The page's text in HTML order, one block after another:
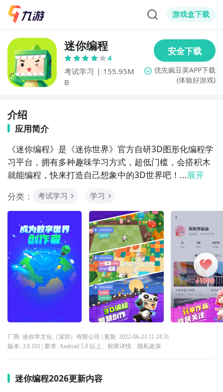
游戏盒下载
迷你编程
4
考试学习 | 155.95M
B
(体验好游戏)
介绍
应用简介
《迷你编程》是《迷你世界》官方自研3D图形化编程学
习平台，拥有多种趣味学习方式，超低门槛，会搭积木
就能编程，快来打造自己想象中的3D世界吧！...展开
分类：
考试学习 学习
厂商: 迷你学文化（深圳）有限公司 | 更新: 2022-06-23 11:24:31
版本: 3.8.101 | 要求: Android 5.0 以上、 权限详情、 隐私政策
迷你编程2026更新内容